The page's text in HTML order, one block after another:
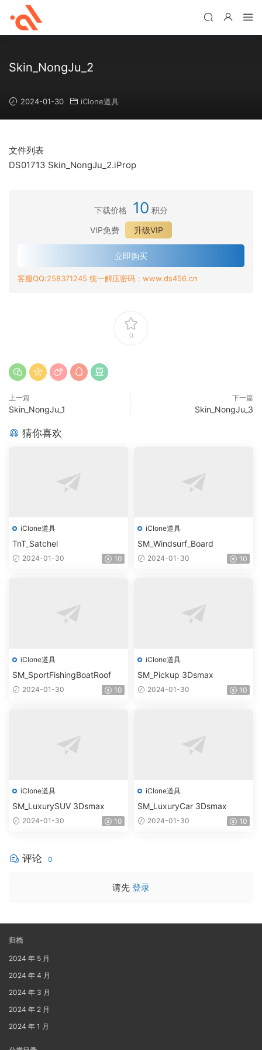
Skin_NongJu_2
2024-01-30 iClone道具
文件列表
DS01713 Skin_NongJu_2.iProp
下载价格 10 积分
VIP免费
升级VIP
立即购买
客服QQ:258371245 统一解压密码：www.ds456.cn
0
上一篇
Skin_NongJu_1
下一篇
Skin_NongJu_3
猜你喜欢
iClone道具
TnT_Satchel
2024-01-30 10
iClone道具
SM_Windsurf_Board
2024-01-30 10
iClone道具
SM_SportFishingBoatRoof
2024-01-30 10
iClone道具
SM_Pickup 3Dsmax
2024-01-30 10
iClone道具
SM_LuxurySUV 3Dsmax
2024-01-30 10
iClone道具
SM_LuxuryCar 3Dsmax
2024-01-30 10
评论 0
请先 登录
归档
2024 年 5 月
2024 年 4 月
2024 年 3 月
2024 年 2 月
2024 年 1 月